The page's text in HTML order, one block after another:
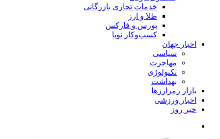
خدمات تجاری بازرگانی
طلا و ارز
بورس و فارکس
کسب‌وکار نوپا
اخبار جهان
سیاسی
مهاجرت
تکنولوژی
بهداشت
بازار رمزارزها
اخبار ورزشی
خبر روز